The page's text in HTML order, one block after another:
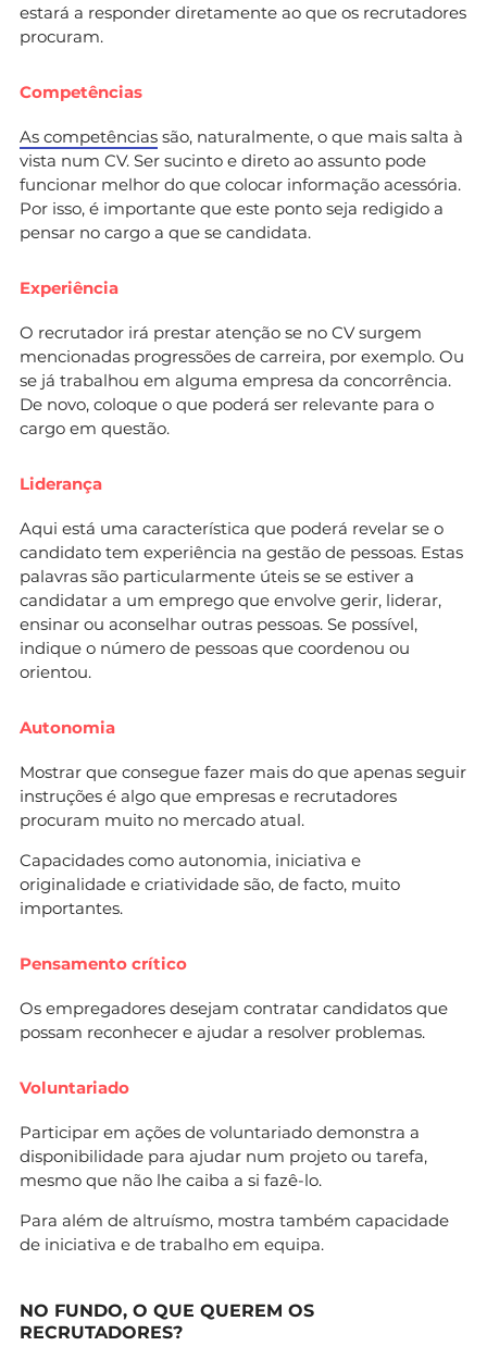
estará a responder diretamente ao que os recrutadores
procuram.
Competências
As competências são, naturalmente, o que mais salta à
vista num CV. Ser sucinto e direto ao assunto pode
funcionar melhor do que colocar informação acessória.
Por isso, é importante que este ponto seja redigido a
pensar no cargo a que se candidata.
Experiência
O recrutador irá prestar atenção se no CV surgem
mencionadas progressões de carreira, por exemplo. Ou
se já trabalhou em alguma empresa da concorrência.
De novo, coloque o que poderá ser relevante para o
cargo em questão.
Liderança
Aqui está uma característica que poderá revelar se o
candidato tem experiência na gestão de pessoas. Estas
palavras são particularmente úteis se se estiver a
candidatar a um emprego que envolve gerir, liderar,
ensinar ou aconselhar outras pessoas. Se possível,
indique o número de pessoas que coordenou ou
orientou.
Autonomia
Mostrar que consegue fazer mais do que apenas seguir
instruções é algo que empresas e recrutadores
procuram muito no mercado atual.
Capacidades como autonomia, iniciativa e
originalidade e criatividade são, de facto, muito
importantes.
Pensamento crítico
Os empregadores desejam contratar candidatos que
possam reconhecer e ajudar a resolver problemas.
Voluntariado
Participar em ações de voluntariado demonstra a
disponibilidade para ajudar num projeto ou tarefa,
mesmo que não lhe caiba a si fazê-lo.
Para além de altruísmo, mostra também capacidade
de iniciativa e de trabalho em equipa.
NO FUNDO, O QUE QUEREM OS
RECRUTADORES?